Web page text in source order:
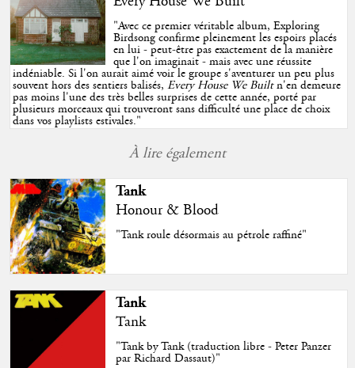
"Avec ce premier véritable album, Exploring
Birdsong confirme pleinement les espoirs placés
en lui - peut-être pas exactement de la manière
que l'on imaginait - mais avec une réussite
indéniable. Si l'on aurait aimé voir le groupe s'aventurer un peu plus
souvent hors des sentiers balisés,Every House We Builtn'en demeure
pas moins l'une des très belles surprises de cette année, porté par
plusieurs morceaux qui trouveront sans difficulté une place de choix
dans vos playlists estivales."
À lire également
Tank
Honour & Blood
"Tank roule désormais au pétrole raffiné"
Tank
Tank
"Tank by Tank (traduction libre - Peter Panzer
par Richard Dassaut)"